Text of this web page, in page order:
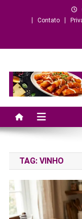
Contato
Criando
TAG: VINHO